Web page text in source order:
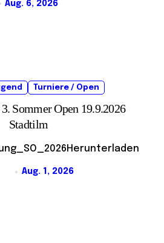
Aug. 6, 2026
Turniere / Open
Sommer Open 19.9.2026
Stadtilm
Aug. 1, 2026